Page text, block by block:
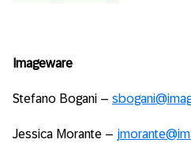
Imageware
Stefano Bogani –
Jessica Morante –